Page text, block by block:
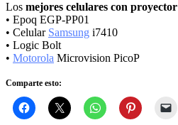
Los mejores celulares con proyector
• Epoq EGP-PP01
• Celular Samsung i7410
• Logic Bolt
• Motorola Microvision PicoP
Comparte esto: